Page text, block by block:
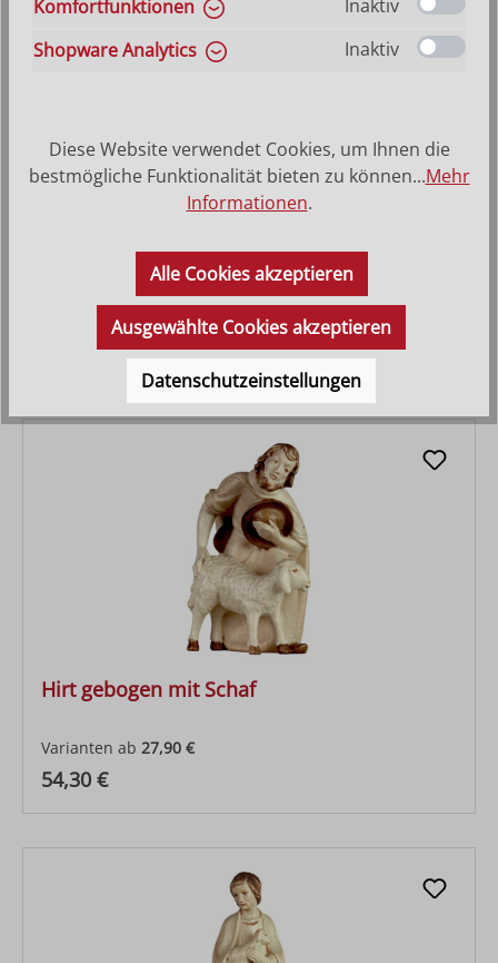
Vater mit Fackel
Varianten ab27,90 €
Regulärer Preis:
54,30 €
Hirt gebogen mit Schaf
Varianten ab 27,90 €
Regulärer Preis:
54,30 €
Komfortfunktionen
Inaktiv
Shopware Analytics
Inaktiv
Diese Website verwendet Cookies, um Ihnen die
bestmögliche Funktionalität bieten zu können...Mehr
Informationen.
Alle Cookies akzeptieren
Ausgewählte Cookies akzeptieren
Datenschutzeinstellungen